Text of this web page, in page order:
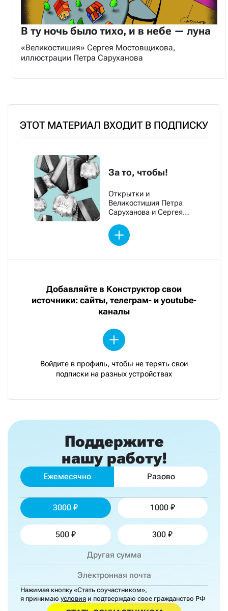
В ту ночь было тихо, и в небе — луна
«Великостишия» Сергея Мостовщикова,
иллюстрации Петра Саруханова
ЭТОТ МАТЕРИАЛ ВХОДИТ В ПОДПИСКУ
За то, чтобы!
Открытки и
Великостишия Петра
Саруханова и Сергея
Добавляйте в Конструктор свои
источники: сайты, телеграм- и youtube-
каналы
Войдите в профиль, чтобы не терять свои
подписки на разных устройствах
Поддержите
нашу работу!
Ежемесячно Разово
3000 1000
500 300
Нажимая кнопку «Стать соучастником»,
я принимаю условия и подтверждаю свое гражданство РФ